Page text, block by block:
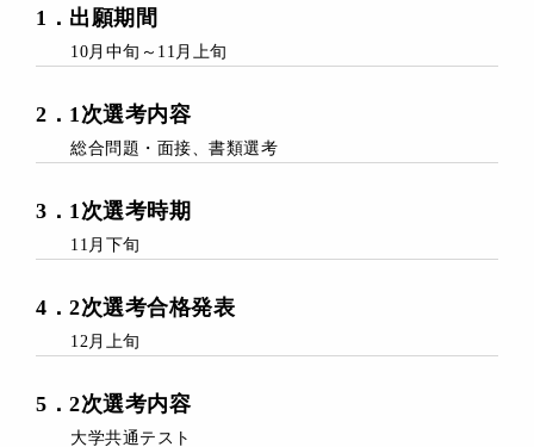
1 ． 出願期間
10月中旬～11月上旬
2 ．1次選考内容
総合問題・面接、 書類選考
3 ． 1次選考時期
11月下旬
4 ．2次選考合格発表
12月上旬
5 ． 2次選考内容
大学共通テスト